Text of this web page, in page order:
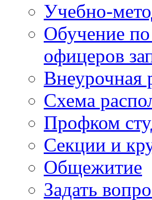
Учебно-
Обучение
офицеров
Внеурочная
Схема
Профком
Секции и
Общежитие
Задать